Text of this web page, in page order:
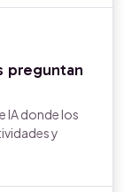
preguntan
IA donde los
y